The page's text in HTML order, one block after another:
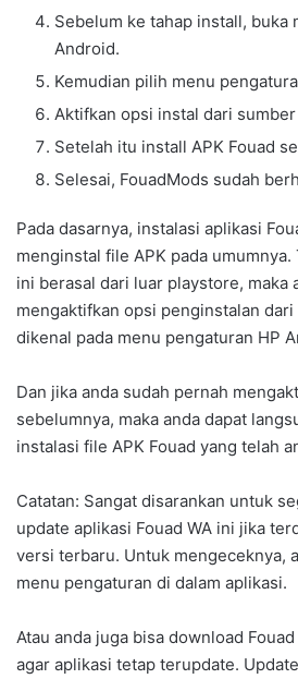
Sebelum ke tahap install, buka
Android.
Kemudian pilih menu
Aktifkan opsi instal dari
Setelah itu install APK Fouad
Selesai, FouadMods sudah
Pada dasarnya, instalasi aplikasi
menginstal file APK pada
ini berasal dari luar playstore, maka
mengaktifkan opsi penginstalan
dikenal pada menu pengaturan HP
Dan jika anda sudah pernah
sebelumnya, maka anda dapat
instalasi file APK Fouad yang telah
Catatan: Sangat disarankan untuk
update aplikasi Fouad WA ini jika
versi terbaru. Untuk mengeceknya,
menu pengaturan di dalam aplikasi.
Atau anda juga bisa download
agar aplikasi tetap terupdate.